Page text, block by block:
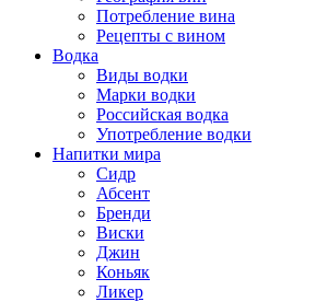
Потребление вина
Рецепты с вином
Водка
Виды водки
Марки водки
Российская водка
Употребление водки
Напитки мира
Cидр
Абсент
Бренди
Виски
Джин
Коньяк
Ликер